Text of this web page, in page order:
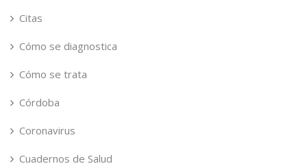
Citas
Cómo se diagnostica
Cómo se trata
Córdoba
Coronavirus
Cuadernos de Salud